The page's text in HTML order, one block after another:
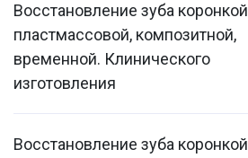
Восстановление зуба коронкой
пластмассовой, композитной,
временной. Клинического
изготовления
Восстановление зуба коронкой